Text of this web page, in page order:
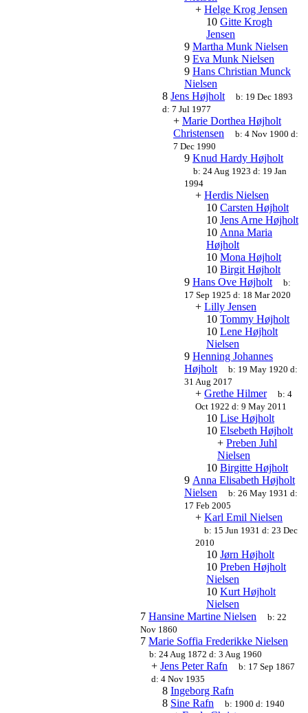
+ Helge Krog Jensen
10 Gitte Krogh
Jensen
9 Martha Munk Nielsen
9 Eva Munk Nielsen
9 Hans Christian Munck
Nielsen
8 Jens Højholt b: 19 Dec 1893
d: 7 Jul 1977
+ Marie Dorthea Højholt
Christensen
b:4 Nov 1900 d:
7 Dec 1990
9 Knud Hardy Højholt
b:24 Aug 1923 d: 19 Jan
1994
+ Herdis Nielsen
10 Carsten Højholt
10 Jens Arne Højholt
10 Anna Maria
Højholt
10 Mona Højholt
10 Birgit Højholt
9 Hans Ove Højholt
b:
17 Sep 1925 d: 18 Mar 2020
+ Lilly Jensen
10 Tommy Højholt
10 Lene Højholt
Nielsen
9 Henning Johannes
Højholt
b: 19 May 1920 d:
31 Aug 2017
+ Grethe Hilmer b:4
Oct 1922 d: 9 May 2011
10 Lise Højholt
10 Elsebeth Højholt
+ Preben Juhl
Nielsen
10 Birgitte Højholt
9 Anna Elisabeth Højholt
Nielsen
b:26 May 1931 d:
17 Feb 2005
+ Karl Emil Nielsen
b: 15 Jun 1931 d:23 Dec
2010
10 Jørn Højholt
10 Preben Højholt
Nielsen
10 Kurt Højholt
Nielsen
7 Hansine Martine Nielsen b:22
Nov 1860
7 Marie Soffia Frederikke Nielsen
b:24 Aug 1872 d:3 Aug 1960
+ Jens Peter Rafn b: 17 Sep 1867
d: 4 Nov 1935
8 Ingeborg Rafn
8 Sine Rafn b: 1900 d: 1940